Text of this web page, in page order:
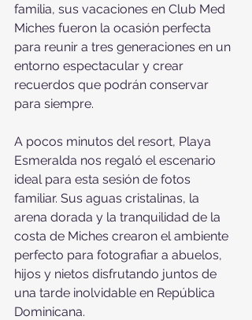
familia, sus vacaciones en Club Med
Miches fueron la ocasión perfecta
para reunir a tres generaciones en un
entorno espectacular y crear
recuerdos que podrán conservar
para siempre.
A pocos minutos del resort, Playa
Esmeralda nos regaló el escenario
ideal para esta sesión de fotos
familiar. Sus aguas cristalinas, la
arena dorada y la tranquilidad de la
costa de Miches crearon el ambiente
perfecto para fotografiar a abuelos,
hijos y nietos disfrutando juntos de
una tarde inolvidable en República
Dominicana.